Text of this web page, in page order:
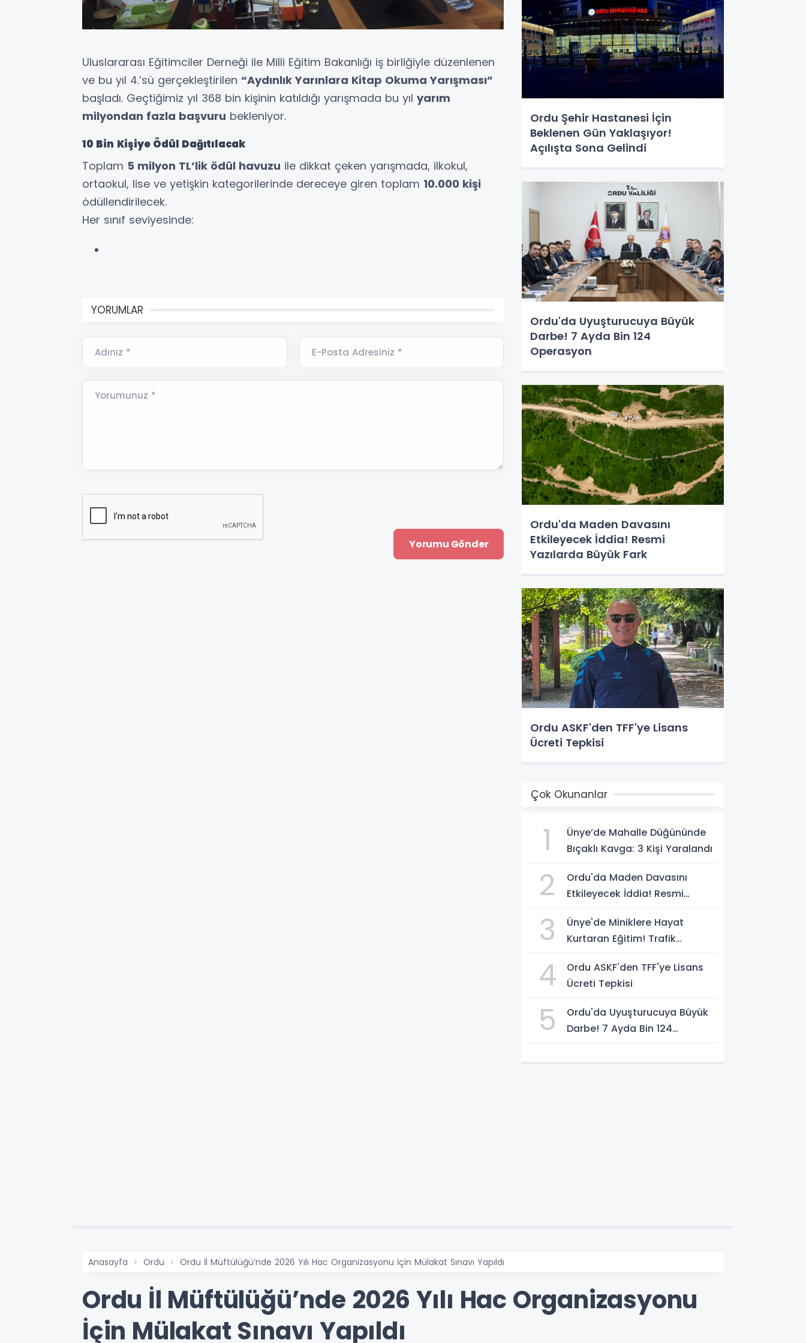
Uluslararası Eğitimciler Derneği ile Milli Eğitim Bakanlığı iş birliğiyle düzenlenen
ve bu yıl 4.’sü gerçekleştirilen “Aydınlık Yarınlara Kitap Okuma Yarışması”
başladı. Geçtiğimiz yıl 368 bin kişinin katıldığı yarışmada bu yıl yarım
milyondan fazla başvuru bekleniyor.
10 Bin Kişiye Ödül Dağıtılacak
Toplam 5 milyon TL’lik ödül havuzu ile dikkat çeken yarışmada, ilkokul,
ortaokul, lise ve yetişkin kategorilerinde dereceye giren toplam 10.000 kişi
ödüllendirilecek.
Her sınıf seviyesinde:
YORUMLAR
Adınız * E-Posta Adresiniz *
Yorumunuz *
Ordu Şehir Hastanesi İçin
Beklenen Gün Yaklaşıyor!
Açılışta Sona Gelindi
Ordu'da Uyuşturucuya Büyük
Darbe! 7 Ayda Bin 124
Operasyon
Ordu'da Maden Davasını
Etkileyecek İddia! Resmi
Yazılarda Büyük Fark
Ordu ASKF'den TFF'ye Lisans
Ücreti Tepkisi
Çok Okunanlar
1
Ünye’de Mahalle Düğününde
Bıçaklı Kavga: 3 Kişi Yaralandı
2
Ordu'da Maden Davasını
Etkileyecek İddia! Resmi
3
Ünye'de Miniklere Hayat
Kurtaran Eğitim! Trafik
4
Ordu ASKF'den TFF'ye Lisans
Ücreti Tepkisi
5
Ordu'da Uyuşturucuya Büyük
Darbe! 7 Ayda Bin 124
Anasayfa Ordu Ordu İl Müftülüğü’nde 2026 Yılı Hac Organizasyonu İçin Mülakat Sınavı Yapıldı
Ordu İl Müftülüğü’nde 2026 Yılı Hac Organizasyonu
İçin Mülakat Sınavı Yapıldı